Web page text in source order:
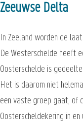
Zeeuwse Delta
In Zeeland worden de
De Westerschelde heeft
Oosterschelde is
Het is daarom niet
een vaste groep gaat, of
Oosterscheldekering in